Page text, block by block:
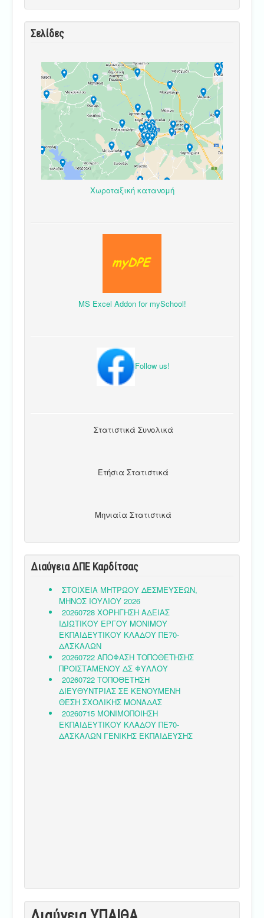
Σελίδες
Χωροταξική κατανομή
MS Excel Addon for mySchool!
Follow us!
Στατιστικά Συνολικά
Ετήσια Στατιστικά
Μηνιαία Στατιστικά
Διαύγεια ΔΠΕ Καρδίτσας